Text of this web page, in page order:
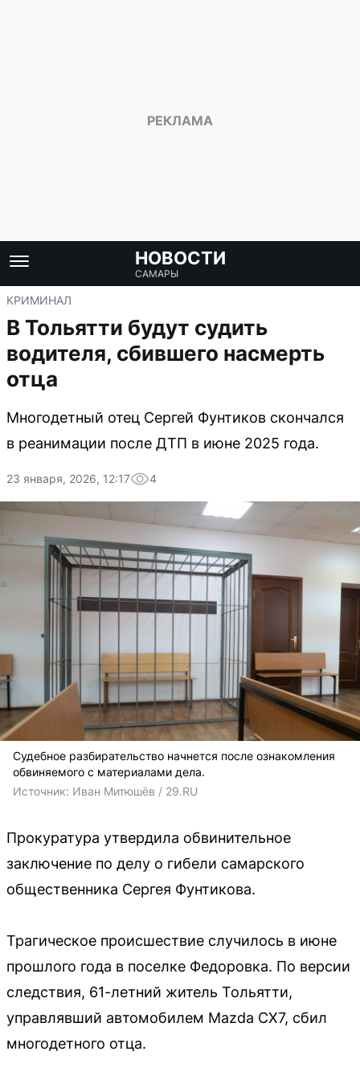
НОВОСТИ
САМАРЫ
КРИМИНАЛ
В Тольятти будут судить
водителя, сбившего насмерть
отца
Многодетный отец Сергей Фунтиков скончался
в реанимации после ДТП в июне 2025 года.
23 января, 2026, 12:17 4
Судебное разбирательство начнется после ознакомления
обвиняемого с материалами дела.
Источник: Иван Митюшёв / 29.RU
Прокуратура утвердила обвинительное
заключение по делу о гибели самарского
общественника Сергея Фунтикова.
Трагическое происшествие случилось в июне
прошлого года в поселке Федоровка. По версии
следствия, 61-летний житель Тольятти,
управлявший автомобилем Mazda CX7, сбил
многодетного отца.